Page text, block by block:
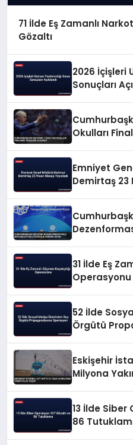
71 İlde Eş Zamanlı
Gözaltı
2026 İçişleri
Sonuçları
Okulları
Emniyet
Demirtaş 23
31 İlde Eş
Operasyonu
52 İlde
Örgütü
Eskişehir
Milyona
13 İlde Siber
86